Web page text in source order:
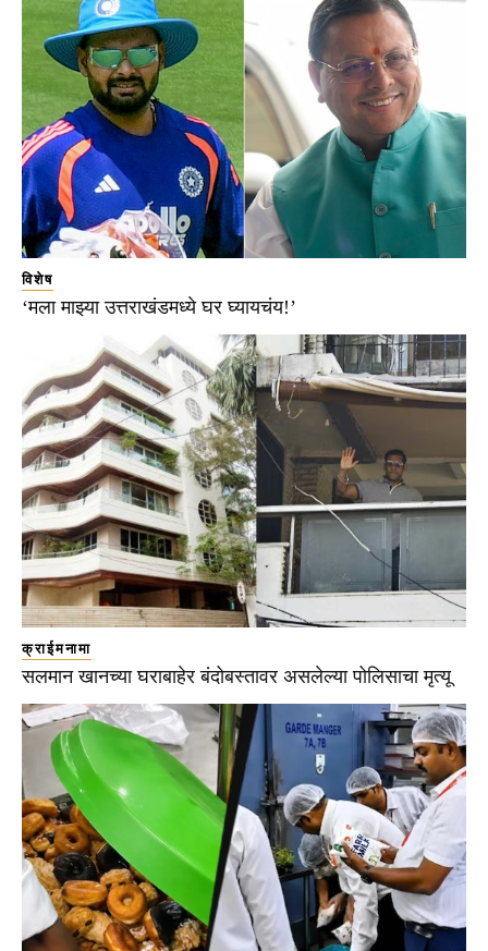
विशेष
‘मला माझ्या उत्तराखंडमध्ये घर घ्यायचंय!’
क्राईमनामा
सलमान खानच्या घराबाहेर बंदोबस्तावर असलेल्या पोलिसाचा मृत्यू